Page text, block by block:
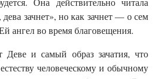
зачнет», но как зачнет — о сем
ангел во время благовещения.
Деве и самый образ зачатия, что
человеческому и обычному